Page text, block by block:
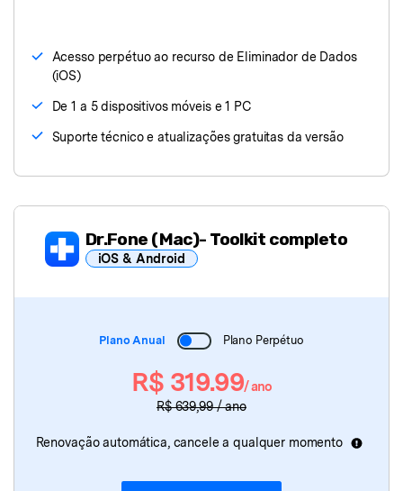
Acesso perpétuo ao recurso de Eliminador de Dados
(iOS)
De 1 a 5 dispositivos móveis e 1 PC
Suporte técnico e atualizações gratuitas da versão
Dr.Fone (Mac)- Toolkit completo
iOS & Android
- Desbloquear Tela
- Reparação do Sistema
Dr.Fone(Mac)- Eliminador de Dados
(Mac)- Recuperação de Dados
Plano Anual Plano Perpétuo
R$ 319.99/ ano
R$ 639,99 / ano
Renovação automática, cancele a qualquer momento